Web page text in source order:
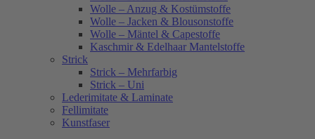
Wolle – Anzug & Kostümstoffe
Wolle – Jacken & Blousonstoffe
Wolle – Mäntel & Capestoffe
Kaschmir & Edelhaar Mantelstoffe
Strick
Strick – Mehrfarbig
Strick – Uni
Lederimitate & Laminate
Fellimitate
Kunstfaser